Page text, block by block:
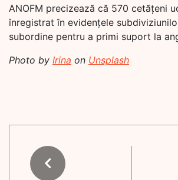
ANOFM precizează că 570 cetățeni
înregistrat în evidențele
subordine pentru a primi suport la
Photo by Irina on Unsplash